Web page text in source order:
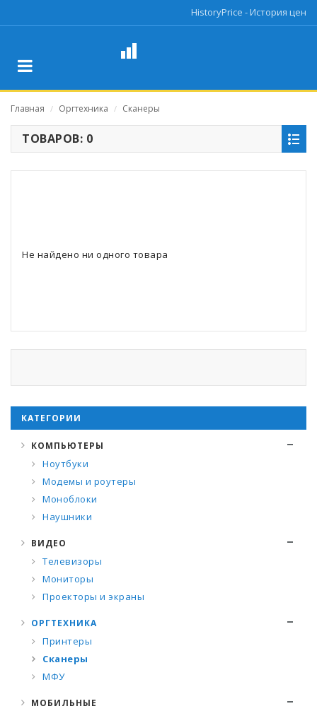
HistoryPrice - История цен
Главная / Оргтехника / Сканеры
ТОВАРОВ: 0
Не найдено ни одного товара
КАТЕГОРИИ
КОМПЬЮТЕРЫ
Ноутбуки
Модемы и роутеры
Моноблоки
Наушники
ВИДЕО
Телевизоры
Мониторы
Проекторы и экраны
ОРГТЕХНИКА
Принтеры
Сканеры
МФУ
МОБИЛЬНЫЕ